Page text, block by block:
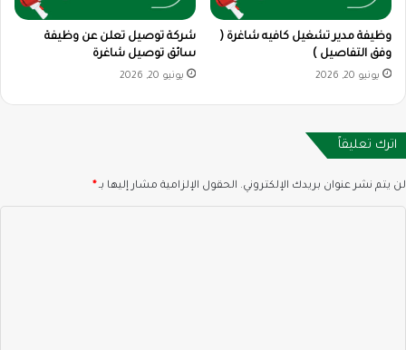
وظيفة مدير تشغيل كافيه شاغرة (
وفق التفاصيل )
يونيو 20, 2026
شركة توصيل تعلن عن وظيفة
سائق توصيل شاغرة
يونيو 20, 2026
اترك تعليقاً
لن يتم نشر عنوان بريدك الإلكتروني. الحقول الإلزامية مشار إليها بـ*